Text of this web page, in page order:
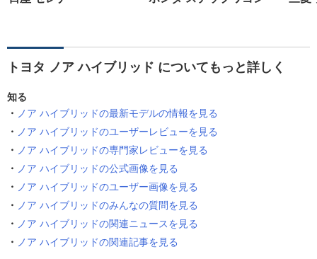
トヨタ ノア ハイブリッド についてもっと詳しく
知る
ノア ハイブリッドの最新モデルの情報を見る
ノア ハイブリッドのユーザーレビューを見る
ノア ハイブリッドの専門家レビューを見る
ノア ハイブリッドの公式画像を見る
ノア ハイブリッドのユーザー画像を見る
ノア ハイブリッドのみんなの質問を見る
ノア ハイブリッドの関連ニュースを見る
ノア ハイブリッドの関連記事を見る